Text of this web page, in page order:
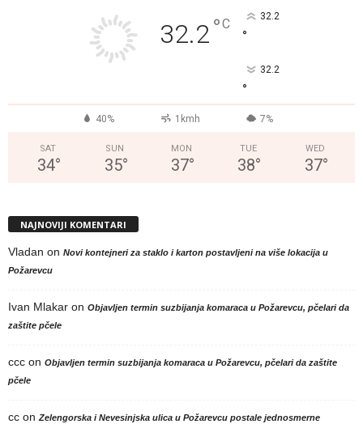
32.2°C 32.2
°
32.2
°
40% 1kmh 7%
SAT
34°
SUN
35°
MON
37°
TUE
38°
WED
37°
NAJNOVIJI KOMENTARI
Vladan on Novi kontejneri za staklo i karton postavljeni na više lokacija u
Požarevcu
Ivan Mlakar on Objavljen termin suzbijanja komaraca u Požarevcu, pčelari da
zaštite pčele
ccc on Objavljen termin suzbijanja komaraca u Požarevcu, pčelari da zaštite
pčele
cc on Zelengorska i Nevesinjska ulica u Požarevcu postale jednosmerne